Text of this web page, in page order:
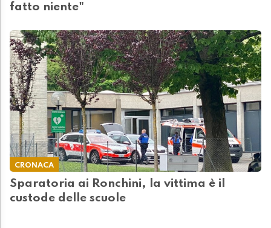
fatto niente"
CRONACA
Sparatoria ai Ronchini, la vittima è il
custode delle scuole